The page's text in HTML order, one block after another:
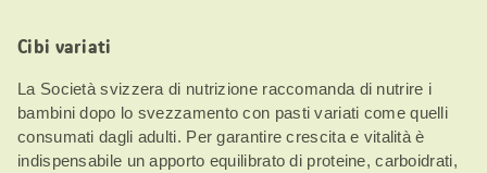
Cibi variati
La Società svizzera di nutrizione raccomanda di nutrire i
bambini dopo lo svezzamento con pasti variati come quelli
consumati dagli adulti. Per garantire crescita e vitalità è
indispensabile un apporto equilibrato di proteine, carboidrati,